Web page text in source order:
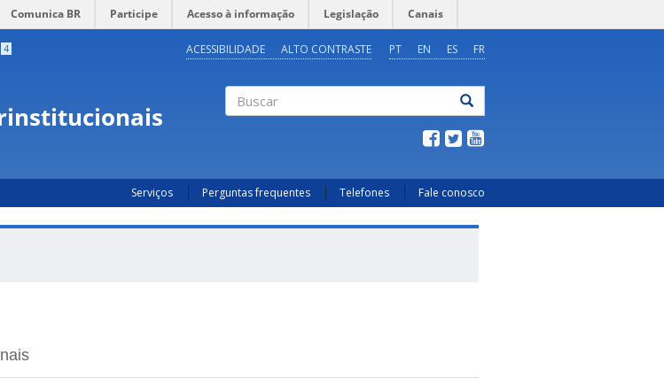
Comunica BR Participe Acesso à informação Legislação Canais
4 PT EN ES FR
ACESSIBILIDADE ALTO CONTRASTE
Serviços Perguntas frequentes Telefones Fale conosco